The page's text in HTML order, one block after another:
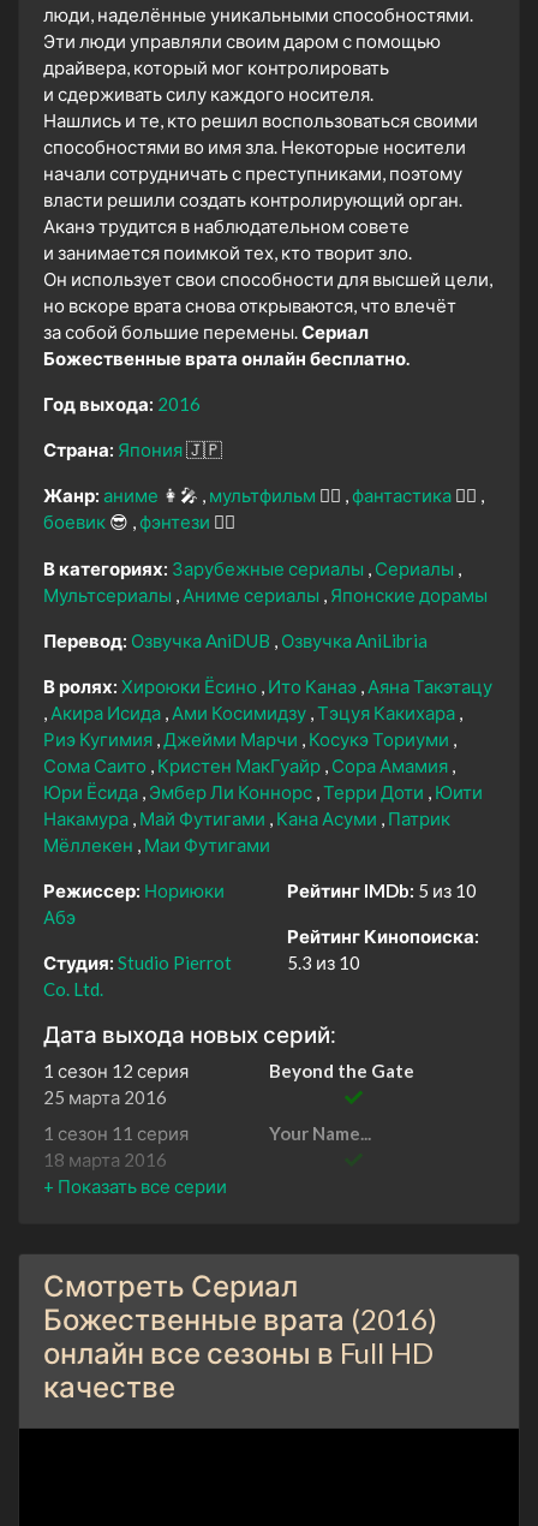
люди, наделённые уникальными способностями.
Эти люди управляли своим даром с помощью
драйвера, который мог контролировать
и сдерживать силу каждого носителя.
Нашлись и те, кто решил воспользоваться своими
способностями во имя зла. Некоторые носители
начали сотрудничать с преступниками, поэтому
власти решили создать контролирующий орган.
Аканэ трудится в наблюдательном совете
и занимается поимкой тех, кто творит зло.
Он использует свои способности для высшей цели,
но вскоре врата снова открываются, что влечёт
за собой большие перемены.Сериал
Божественные врата онлайн бесплатно.
Год выхода: 2016
Страна: Япония🇯🇵
Жанр: аниме 👩‍🎤 мультфильм 🧚‍♀️ фантастика 🧙‍♀️
боевик 😎 фэнтези 🧝‍♂️
В категориях: Зарубежные сериалы
Сериалы
Мультсериалы
Аниме сериалы Японские дорамы
Перевод: Озвучка AniDUB Озвучка AniLibria
В ролях: Хироюки Ёсино Ито Канаэ Аяна Такэтацу
Акира Исида Ами Косимидзу Тэцуя Какихара
Риэ Кугимия Джейми Марчи
Косукэ Ториуми
Сома Саито
Кристен МакГуайр Сора Амамия
Юри Ёсида Эмбер Ли Коннорс Терри Доти
Юити
Накамура Май Футигами Кана Асуми
Патрик
Мёллекен
Маи Футигами
Режиссер: Нориюки
Абэ
Студия: Studio Pierrot
Co. Ltd.
Рейтинг IMDb: 5 из 10
Рейтинг Кинопоиска:
5.3 из 10
Дата выхода новых серий:
1 сезон 12 серия
Beyond the Gate
25 марта 2016
1 сезон 11 серия
Your Name...
18 марта 2016
1 сезон 10 серия
1 сезон 9 серия
The Divine Play
4 марта 2016
1 сезон 8 серия
Two Paths
26 февраля 2016
1 сезон 7 серия
Смотреть Сериал
Божественные врата (2016)
онлайн все сезоны в Full HD
качестве